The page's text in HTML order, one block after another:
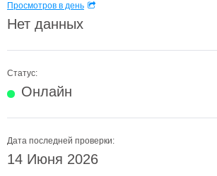
Просмотров в день
Нет данных
Статус:
Онлайн
Дата последней проверки:
14 Июня 2026